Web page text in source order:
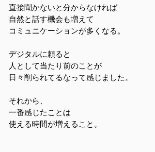
直接聞かないと分からなければ
自然と話す機会も増えて
コミュニケーションが多くなる。
デジタルに頼ると
人として当たり前のことが
日々削られてるなって感じました。
それから、
一番感じたことは
使える時間が増えること。